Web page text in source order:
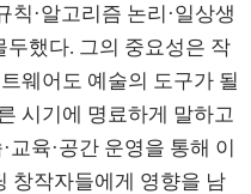
칙·알고리즘 논리·일상생
했다. 그의 중요성은 작
웨어도 예술의 도구가 될
시기에 명료하게 말하고
육·공간 운영을 통해 이
창작자들에게 영향을 남